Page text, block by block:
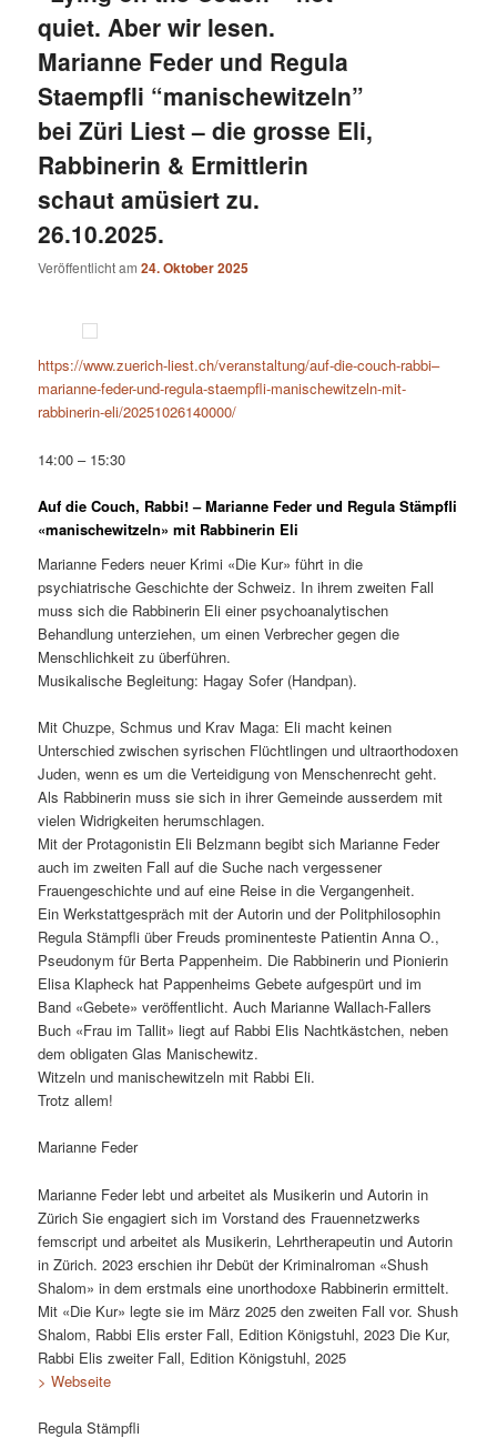
quiet. Aber wir lesen.
Marianne Feder und Regula
Staempfli “manischewitzeln”
bei Züri Liest – die grosse Eli,
Rabbinerin & Ermittlerin
schaut amüsiert zu.
26.10.2025.
Veröffentlicht am24. Oktober 2025
https://www.zuerich-liest.ch/veranstaltung/auf-die-couch-rabbi–
marianne-feder-und-regula-staempfli-manischewitzeln-mit-
rabbinerin-eli/20251026140000/
14:00 – 15:30
Auf die Couch, Rabbi! – Marianne Feder und Regula Stämpfli
«manischewitzeln» mit Rabbinerin Eli
Marianne Feders neuer Krimi «Die Kur» führt in die
psychiatrische Geschichte der Schweiz. In ihrem zweiten Fall
muss sich die Rabbinerin Eli einer psychoanalytischen
Behandlung unterziehen, um einen Verbrecher gegen die
Menschlichkeit zu überführen.
Musikalische Begleitung: Hagay Sofer (Handpan).
Mit Chuzpe, Schmus und Krav Maga: Eli macht keinen
Unterschied zwischen syrischen Flüchtlingen und ultraorthodoxen
Juden, wenn es um die Verteidigung von Menschenrecht geht.
Als Rabbinerin muss sie sich in ihrer Gemeinde ausserdem mit
vielen Widrigkeiten herumschlagen.
Mit der Protagonistin Eli Belzmann begibt sich Marianne Feder
auch im zweiten Fall auf die Suche nach vergessener
Frauengeschichte und auf eine Reise in die Vergangenheit.
Ein Werkstattgespräch mit der Autorin und der Politphilosophin
Regula Stämpfli über Freuds prominenteste Patientin Anna O.,
Pseudonym für Berta Pappenheim. Die Rabbinerin und Pionierin
Elisa Klapheck hat Pappenheims Gebete aufgespürt und im
Band «Gebete» veröffentlicht. Auch Marianne Wallach-Fallers
Buch «Frau im Tallit» liegt auf Rabbi Elis Nachtkästchen, neben
dem obligaten Glas Manischewitz.
Witzeln und manischewitzeln mit Rabbi Eli.
Trotz allem!
Marianne Feder
Marianne Feder lebt und arbeitet als Musikerin und Autorin in
Zürich Sie engagiert sich im Vorstand des Frauennetzwerks
femscript und arbeitet als Musikerin, Lehrtherapeutin und Autorin
in Zürich. 2023 erschien ihr Debüt der Kriminalroman «Shush
Shalom» in dem erstmals eine unorthodoxe Rabbinerin ermittelt.
Mit «Die Kur» legte sie im März 2025 den zweiten Fall vor. Shush
Shalom, Rabbi Elis erster Fall, Edition Königstuhl, 2023 Die Kur,
Rabbi Elis zweiter Fall, Edition Königstuhl, 2025
> Webseite
Regula Stämpfli